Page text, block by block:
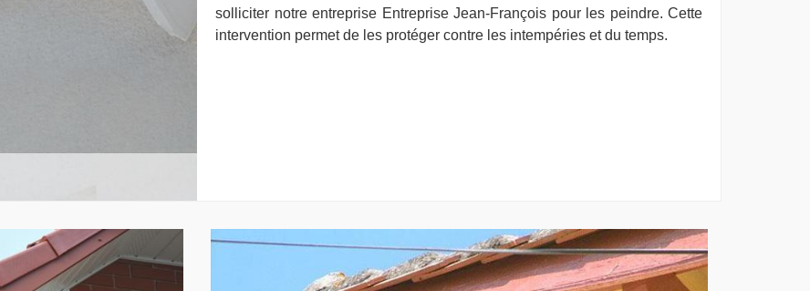
solliciter notre entreprise Entreprise Jean-François pour les peindre. Cette
intervention permet de les protéger contre les intempéries et du temps.